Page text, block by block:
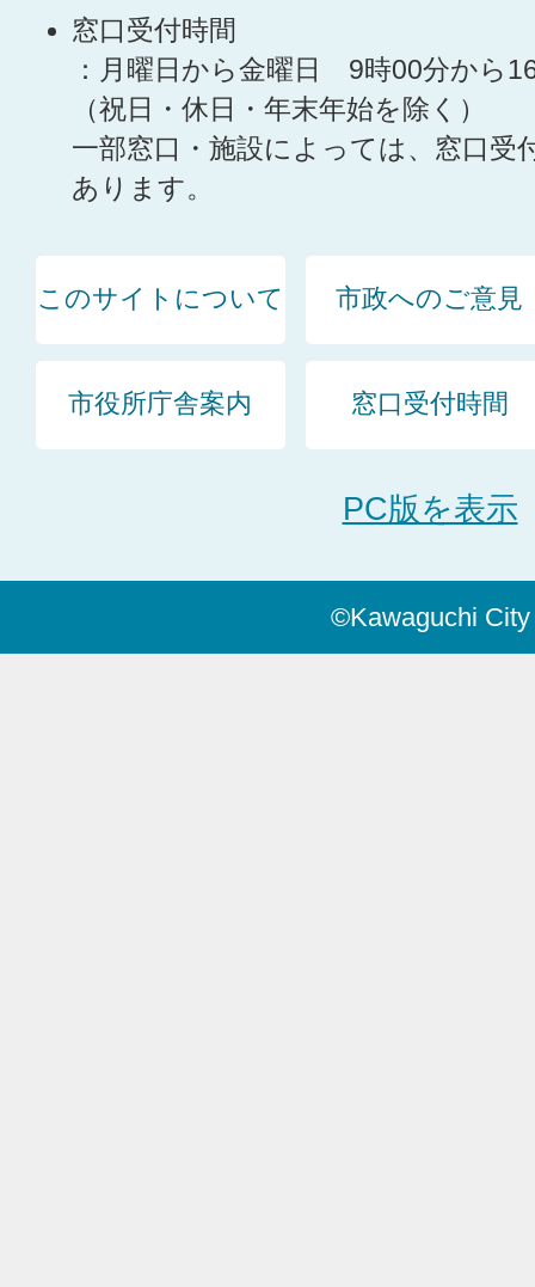
窓口受付時間
：月曜日から金曜日 9時00分から
（祝日・休日・年末年始を除く）
一部窓口・施設によっては、窓口受
あります。
このサイトについて 市政へのご意見
市役所庁舎案内 窓口受付時間
PC版を表示
©Kawaguchi City